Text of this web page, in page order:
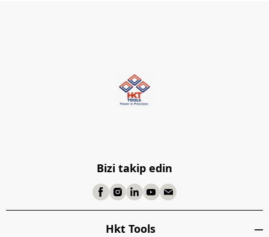
Bizi takip edin
Hkt Tools